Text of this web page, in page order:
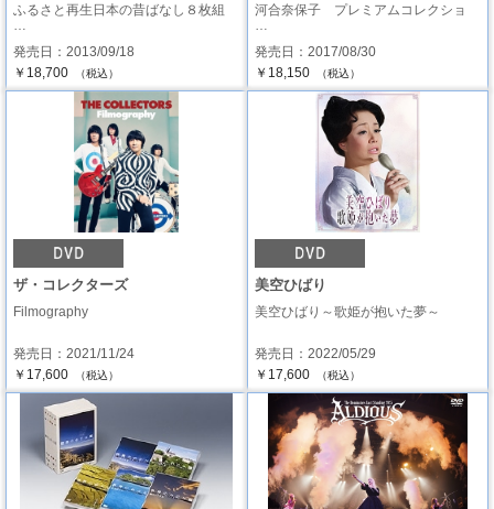
ふるさと再生日本の昔ばなし８枚組
…
発売日：2013/09/18
￥18,700
（税込）
河合奈保子 プレミアムコレクショ
…
発売日：2017/08/30
￥18,150
（税込）
ザ・コレクターズ
Filmography
発売日：2021/11/24
￥17,600
（税込）
美空ひばり
美空ひばり～歌姫が抱いた夢～
発売日：2022/05/29
￥17,600
（税込）